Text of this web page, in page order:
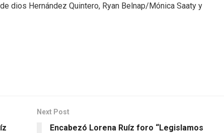
dios Hernández Quintero, Ryan Belnap/Mónica Saaty y
Next Post
Encabezó Lorena Ruíz foro “Legislamos